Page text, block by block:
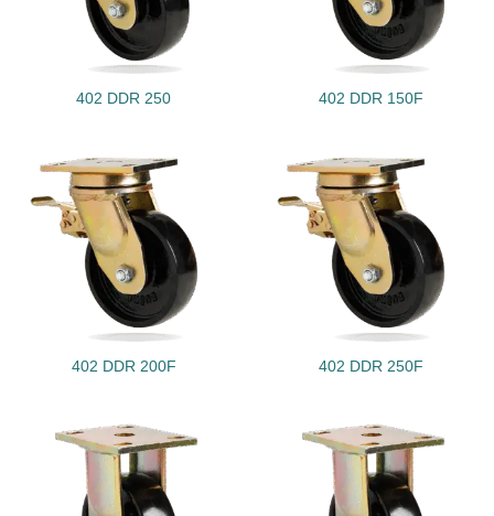
402 DDR 250 402 DDR 150F
402 DDR 200F 402 DDR 250F